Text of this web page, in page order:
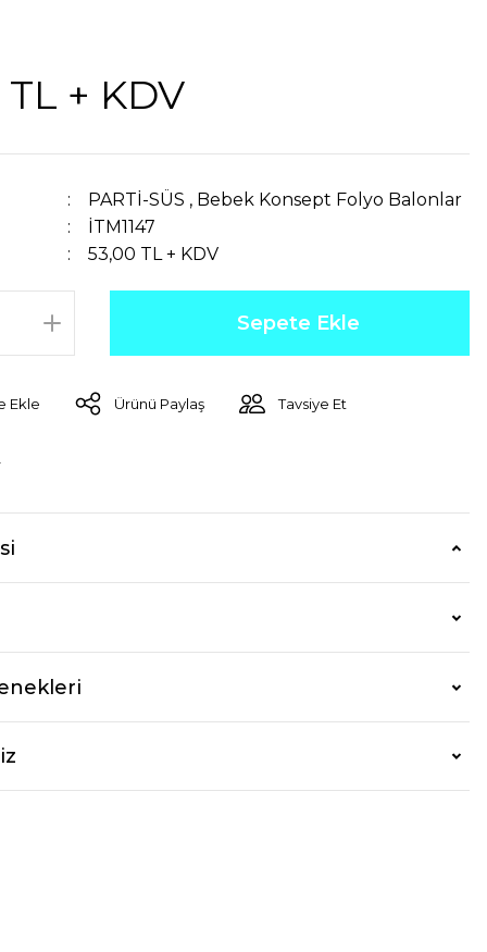
+ KDV
PARTİ-SÜS , Bebek Konsept Folyo Balonlar
İTM1147
53,00 TL + KDV
Sepete Ekle
Ürünü Paylaş Tavsiye Et